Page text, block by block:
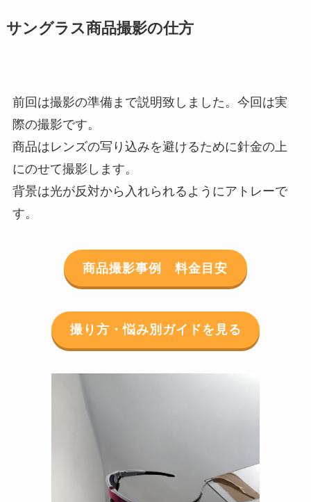
サングラス商品撮影の仕方
前回は撮影の準備まで説明致しました。今回は実
際の撮影です。
商品はレンズの写り込みを避けるために針金の上
にのせて撮影します。
背景は光が反対から入れられるようにアトレーで
す。
商品撮影事例 料金目安
撮り方・悩み別ガイドを見る